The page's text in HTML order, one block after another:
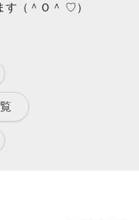
す（＾Ｏ＾ ♡）